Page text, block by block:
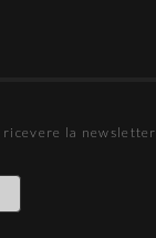
la newsletter